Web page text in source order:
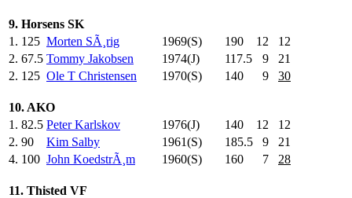
9. Horsens SK
1. 125 Morten SÃ¸rig 1969(S) 190 12
12
2. 67.5 Tommy Jakobsen 1974(J) 117.5 9
21
2. 125 Ole T Christensen 1970(S) 140 9 30
10. AKO
1. 82.5 Peter Karlskov 1976(J) 140 12
12
2. 90 Kim Salby 1961(S) 185.5 9
21
4. 100 John KoedstrÃ¸m 1960(S) 160 7 28
11. Thisted VF